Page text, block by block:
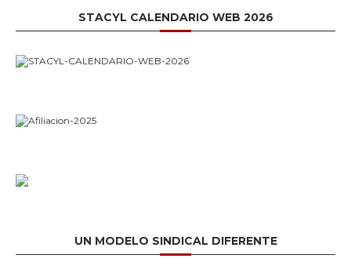
STACYL CALENDARIO WEB 2026
UN MODELO SINDICAL DIFERENTE